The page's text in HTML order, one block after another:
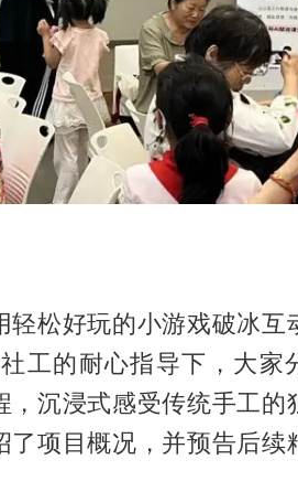
松好玩的小游戏破冰互
工的耐心指导下，大家
沉浸式感受传统手工的
项目概况，并预告后续